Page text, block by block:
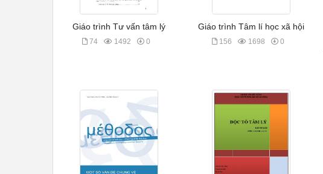
Giáo trình Tư vấn tâm lý
74 1492 0
Giáo trình Tâm lí học xã hội
156 1698 0